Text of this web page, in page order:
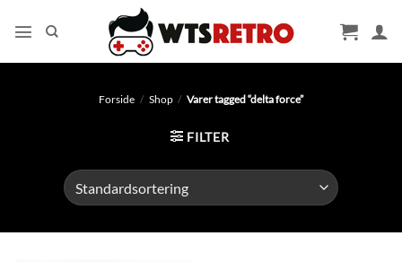
Forside / Shop / Varer tagged “delta force”
FILTER